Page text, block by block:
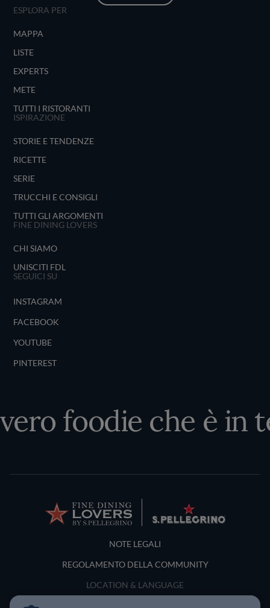
ESPLORA PER
MAPPA
LISTE
EXPERTS
METE
TUTTI I RISTORANTI
ISPIRAZIONE
STORIE E TENDENZE
RICETTE
SERIE
TRUCCHI E CONSIGLI
TUTTI GLI ARGOMENTI
FINE DINING LOVERS
CHI SIAMO
UNISCITI FDL
SEGUICI SU
INSTAGRAM
FACEBOOK
YOUTUBE
PINTEREST
foodie che è in
Terms and Conditions
NOTE LEGALI
REGOLAMENTO DELLA COMMUNITY
LOCATION & LANGUAGE